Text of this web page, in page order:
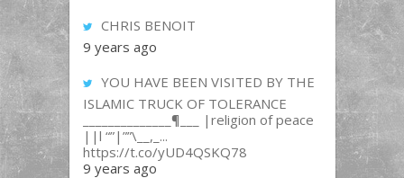
CHRIS BENOIT
9 years ago
YOU HAVE BEEN VISITED BY THE
ISLAMIC TRUCK OF TOLERANCE
______________¶___ |religion of peace
||l “”|””\__,_...
https://t.co/yUD4QSKQ78
9 years ago